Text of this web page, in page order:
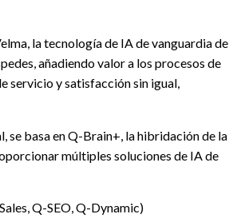
la tecnología de IA de vanguardia de
añadiendo valor a los procesos de
servicio y satisfacción sin igual,
se basa en Q-Brain+, la hibridación de la
múltiples soluciones de IA de
Q-SEO, Q-Dynamic)